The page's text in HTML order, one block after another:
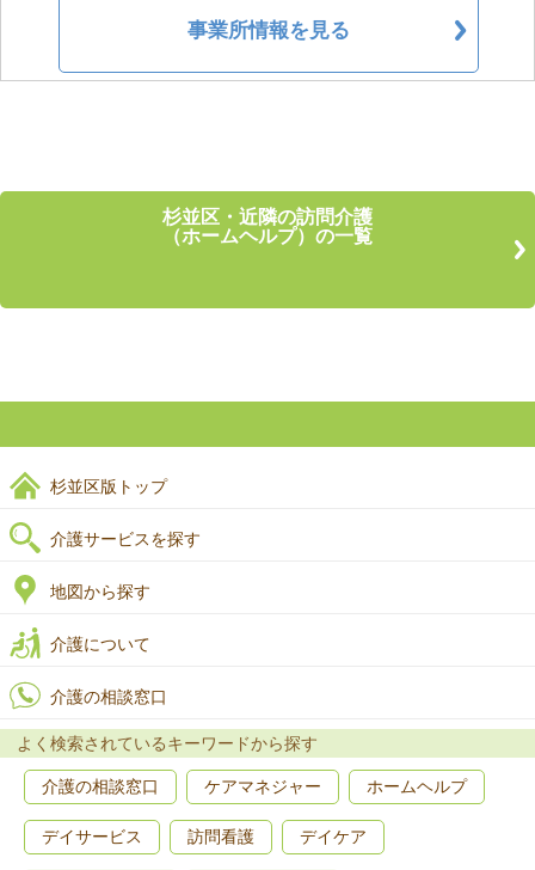
事業所情報を見る
杉並区・近隣の訪問介護
（ホームヘルプ）の一覧
杉並区版トップ
介護サービスを探す
地図から探す
介護について
介護の相談窓口
よく検索されているキーワードから探す
介護の相談窓口 ケアマネジャー ホームヘルプ
デイサービス 訪問看護 デイケア